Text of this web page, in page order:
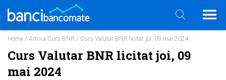
Home / Arhiva Curs BNR / Curs Valutar BNR licitat joi, 09 mai 2024
Curs Valutar BNR licitat joi, 09
mai 2024